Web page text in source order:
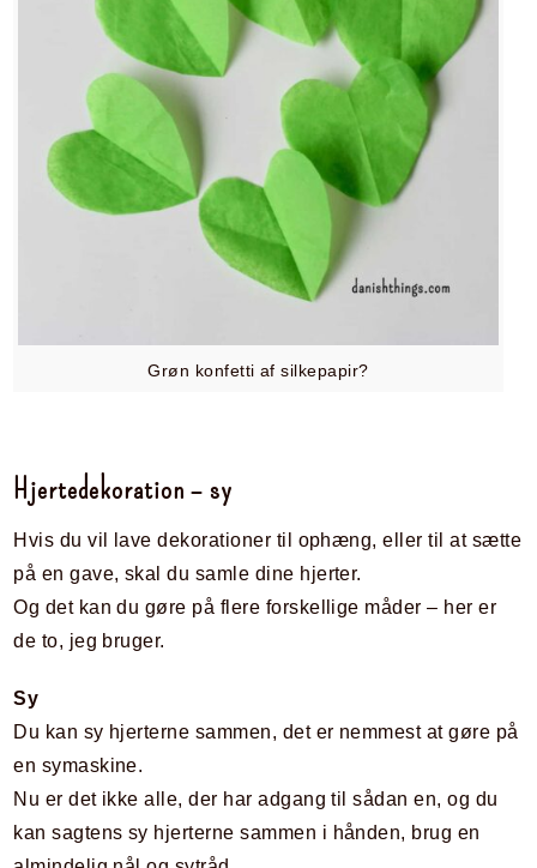
Grøn konfetti af silkepapir?
Hjertedekoration – sy
Hvis du vil lave dekorationer til ophæng, eller til at sætte
på en gave, skal du samle dine hjerter.
Og det kan du gøre på flere forskellige måder – her er
de to, jeg bruger.
Sy
Du kan sy hjerterne sammen, det er nemmest at gøre på
en symaskine.
Nu er det ikke alle, der har adgang til sådan en, og du
kan sagtens sy hjerterne sammen i hånden, brug en